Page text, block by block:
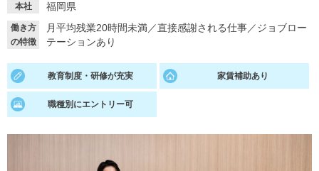
就活ノウハウ・サポート
就活支援
就活ノウハウが満載！ お役立ち記事・相談室など
適職診断
本社 福岡県
働き方
の特徴
月平均残業20時間未満／直接感謝される仕事／ジョブロー
テーションあり
教育制度・研修が充実 家賃補助あり
職種別にエントリー可